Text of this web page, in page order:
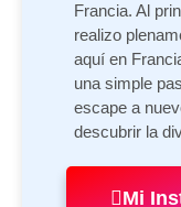
Francia. Al
realizo
aquí en
una simple
escape a
descubrir la
Mi